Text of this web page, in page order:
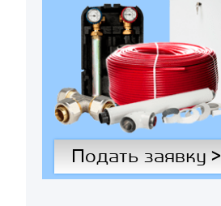
Подать заявку